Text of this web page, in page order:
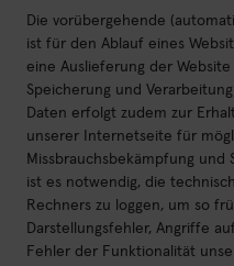
Die vorübergehende
ist für den Ablauf eines
eine Auslieferung der
Speicherung und
Daten erfolgt zudem zur
unserer Internetseite für
Missbrauchsbekämpfung und
ist es notwendig, die
Rechners zu loggen, um so
Darstellungsfehler, Angriffe
Fehler der Funktionalität